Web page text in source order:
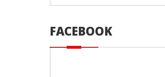
FACEBOOK